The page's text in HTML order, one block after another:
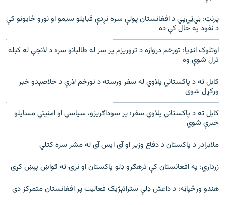
پرنټ: ټي‌ټي‌پي د افغانستان پولې سره نږدې قبايلو سيمو او نورو ځايونو کې
د نفوذ په حال کې ده
اوټلوک انډیا: تورخم دروازه د تروریزم پر سر له طالبانو سره د لانجې له کبله
تړل شوې وه
کابل ته د پاکستاني پلاوي له سفر ورسته د تورخم لارې د خلاصېدو خبر
ورکړل شوی
کابل ته د پاکستاني پلاوي سفر؛ پر سوداګریزو، سیاسي او امنیتي مسایلو
خبرې شوي
ملابرادر د پاکستان د دفاع وزیر او آی ایس آی له مشر سره کتلي
زرداري: په افغانستان کې ترهګرو ډلو پاکستان او نړۍ ته ګواښ پېښ کړی
هندو ورځپاڼه: د داعش ډلې ستراتېژيک فعاليت پر افغانستان متمرکز دی